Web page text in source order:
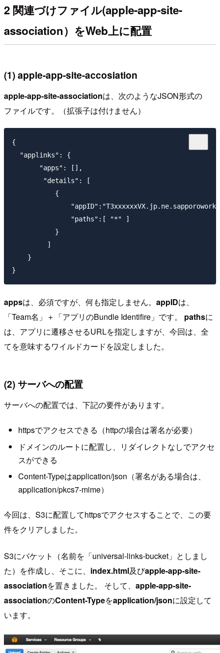
2 関連づけファイル(apple-app-site-
association）をWeb上に配置
(1) apple-app-site-accosiation
apple-app-site-associationは、次のようなJSON形式の
ファイルです。（拡張子は付けません）
{
  "applinks": {
       "apps": [],
        "details": [
           {
               "paths":[ "*" ]
           }
         ]
    }
appsは、必須ですが、何も指定しません。 appIDは、
「Team名」＋「アプリのBundle Identifire」です。 pathsに
は、アプリに遷移させるURLを指定しますが、今回は、全
てを意味するワイルドカードを設定しました。
(2) サーバへの配置
サーバへの配置では、下記の要件があります。
httpsでアクセスできる（httpの場合は署名が必要）
ドメインのルートに配置し、リダイレクトなしでアクセ
スができる
Content-Typeはapplication/json（署名がある場合は、
application/pkcs7-mime）
今回は、S3に配置してhttpsでアクセスすることで、この要
件をクリアしました。
S3にバケット（名前を「universal-links-bucket」としまし
た）を作成し、そこに、 index.html及びapple-app-site-
associationを置きました。 そして、 apple-app-site-
associationのContent-Typeをapplication/jsonに設定して
います。